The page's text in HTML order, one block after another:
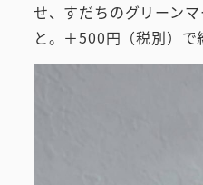
せ、すだちのグリーン
と。＋500円（税別）で